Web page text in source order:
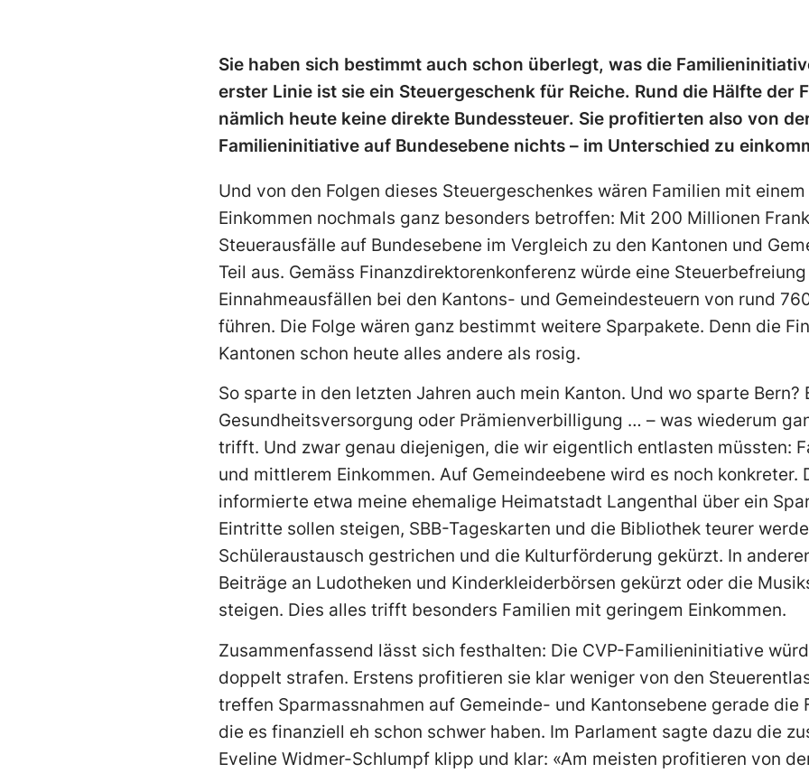
Sie haben sich bestimmt auch schon überlegt, was die
erster Linie ist sie ein Steuergeschenk für Reiche. Rund die Hälfte der
nämlich heute keine direkte Bundessteuer. Sie profitierten also von
Familieninitiative auf Bundesebene nichts – im Unterschied zu
Und von den Folgen dieses Steuergeschenkes wären Familien mit
Einkommen nochmals ganz besonders betroffen: Mit 200 Millionen
Steuerausfälle auf Bundesebene im Vergleich zu den Kantonen und
Teil aus. Gemäss Finanzdirektorenkonferenz würde eine
Einnahmeausfällen bei den Kantons- und Gemeindesteuern von rund
führen. Die Folge wären ganz bestimmt weitere Sparpakete. Denn die
Kantonen schon heute alles andere als rosig.
So sparte in den letzten Jahren auch mein Kanton. Und wo sparte Bern?
Gesundheitsversorgung oder Prämienverbilligung … – was wiederum
trifft. Und zwar genau diejenigen, die wir eigentlich entlasten müssten:
und mittlerem Einkommen. Auf Gemeindeebene wird es noch konkreter.
informierte etwa meine ehemalige Heimatstadt Langenthal über ein
Eintritte sollen steigen, SBB-Tageskarten und die Bibliothek teurer
Schüleraustausch gestrichen und die Kulturförderung gekürzt. In
Beiträge an Ludotheken und Kinderkleiderbörsen gekürzt oder die
steigen. Dies alles trifft besonders Familien mit geringem Einkommen.
Zusammenfassend lässt sich festhalten: Die CVP-Familieninitiative
doppelt strafen. Erstens profitieren sie klar weniger von den
treffen Sparmassnahmen auf Gemeinde- und Kantonsebene gerade die
die es finanziell eh schon schwer haben. Im Parlament sagte dazu die
Eveline Widmer-Schlumpf klipp und klar: «Am meisten profitieren von